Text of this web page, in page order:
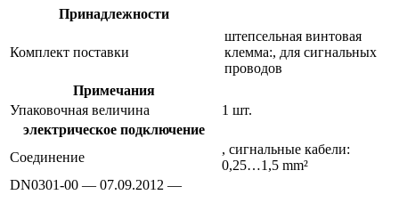
Принадлежности
Комплект поставки
штепсельная винтовая
клемма:, для сигнальных
проводов
Примечания
Упаковочная величина
1 шт.
электрическое подключение
Соединение
, сигнальные кабели:
0,25…1,5 mm²
DN0301-00 — 07.09.2012 —